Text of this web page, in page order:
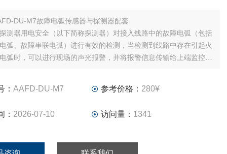
DU-M7故障电弧传感器与探测器配套
测器用电安全（以下简称探测器）对接入线路中的故障电弧（包括
弧、故障串联电弧）进行有效的检测，当检测到线路中存在引起火
弧时，可以进行现场的声光报警，并将报警信息传输给上端监控设
： AAFD-DU-M7 参考价格： 280¥
： 2026-07-10 访问量： 1341